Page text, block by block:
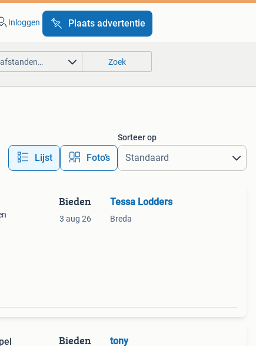
Inloggen Plaats advertentie
Zoek
Lijst Foto’s
Sorteer op
Bieden
3 aug 26
Tessa Lodders
Breda
Bieden tony